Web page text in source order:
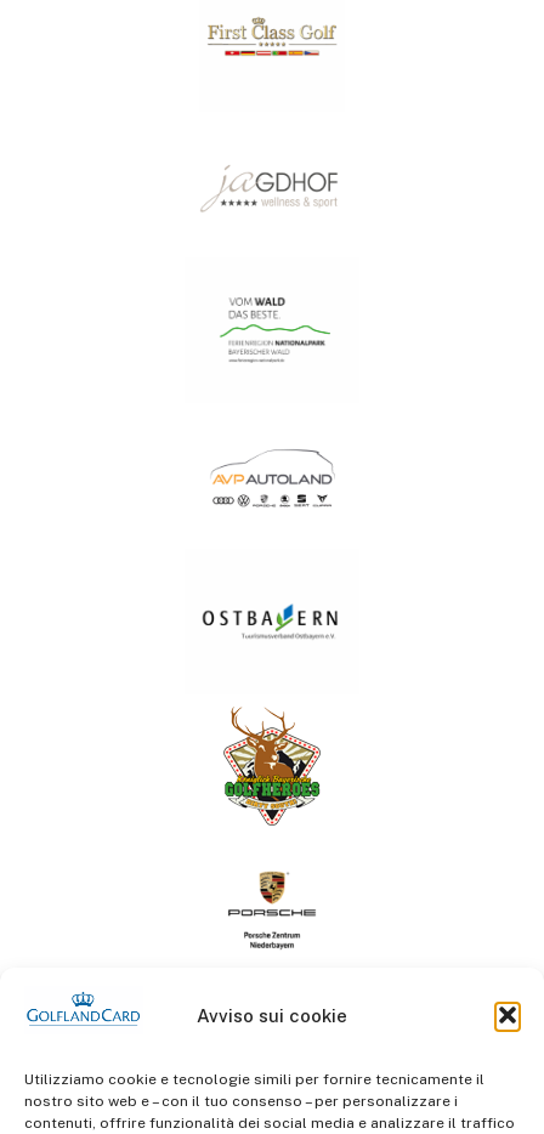
Avviso sui cookie
Utilizziamo cookie e tecnologie simili per fornire tecnicamente il
nostro sito web e – con il tuo consenso – per personalizzare i
contenuti, offrire funzionalità dei social media e analizzare il traffico